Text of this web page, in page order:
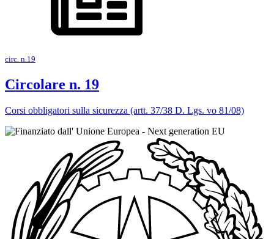
circ. n.19
Circolare n. 19
Corsi obbligatori sulla sicurezza (artt. 37/38 D. Lgs. vo 81/08)